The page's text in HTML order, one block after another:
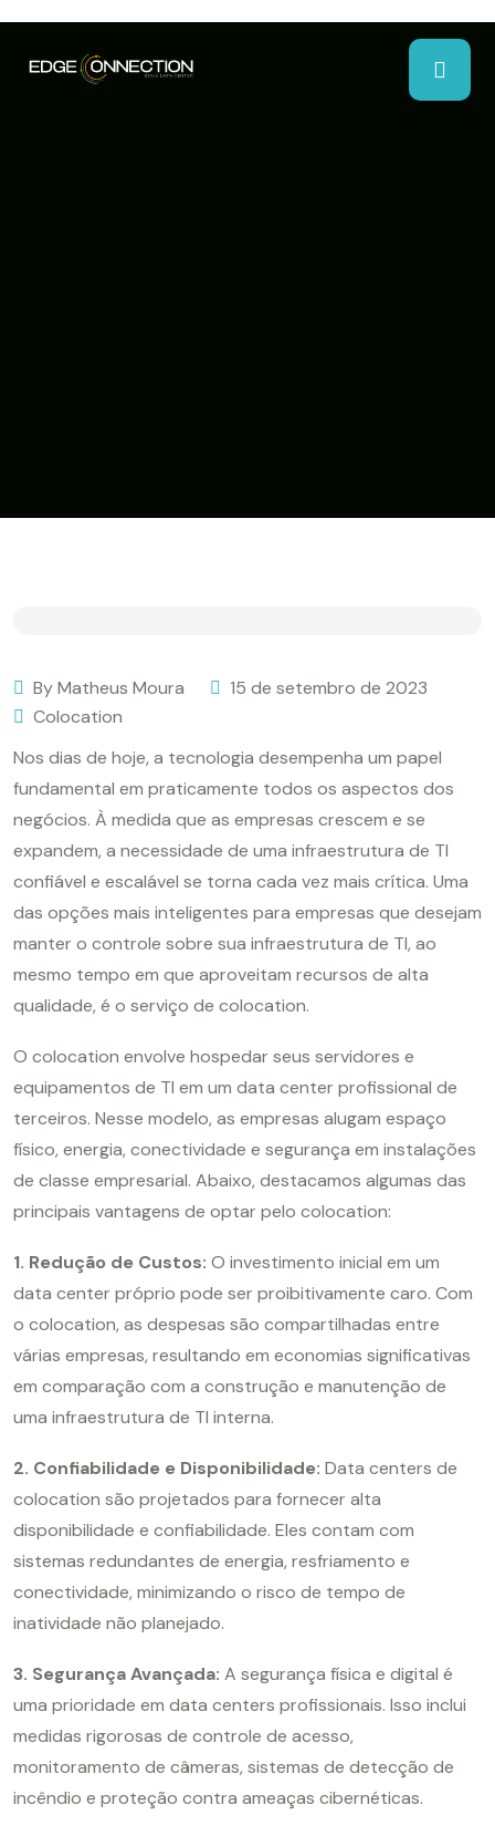
By Matheus Moura
15 de setembro de 2023
Colocation
Nos dias de hoje, a tecnologia desempenha um papel
fundamental em praticamente todos os aspectos dos
negócios. À medida que as empresas crescem e se
expandem, a necessidade de uma infraestrutura de TI
confiável e escalável se torna cada vez mais crítica. Uma
das opções mais inteligentes para empresas que desejam
manter o controle sobre sua infraestrutura de TI, ao
mesmo tempo em que aproveitam recursos de alta
qualidade, é o serviço de colocation.
O colocation envolve hospedar seus servidores e
equipamentos de TI em um data center profissional de
terceiros. Nesse modelo, as empresas alugam espaço
físico, energia, conectividade e segurança em instalações
de classe empresarial. Abaixo, destacamos algumas das
principais vantagens de optar pelo colocation:
1. Redução de Custos: O investimento inicial em um
data center próprio pode ser proibitivamente caro. Com
o colocation, as despesas são compartilhadas entre
várias empresas, resultando em economias significativas
em comparação com a construção e manutenção de
uma infraestrutura de TI interna.
2. Confiabilidade e Disponibilidade: Data centers de
colocation são projetados para fornecer alta
disponibilidade e confiabilidade. Eles contam com
sistemas redundantes de energia, resfriamento e
conectividade, minimizando o risco de tempo de
inatividade não planejado.
3. Segurança Avançada: A segurança física e digital é
uma prioridade em data centers profissionais. Isso inclui
medidas rigorosas de controle de acesso,
monitoramento de câmeras, sistemas de detecção de
incêndio e proteção contra ameaças cibernéticas.